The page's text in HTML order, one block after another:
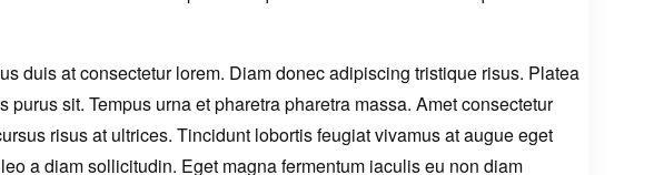
duis at consectetur lorem. Diam donec adipiscing tristique risus. Platea
sit. Tempus urna et pharetra pharetra massa. Amet consectetur
risus at ultrices. Tincidunt lobortis feugiat vivamus at augue eget
a diam sollicitudin. Eget magna fermentum iaculis eu non diam